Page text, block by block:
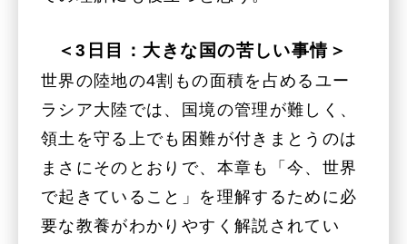
＜3日目：大きな国の苦しい事情＞
世界の陸地の4割もの面積を占めるユー
ラシア大陸では、国境の管理が難しく、
領土を守る上でも困難が付きまとうのは
まさにそのとおりで、本章も「今、世界
で起きていること」を理解するために必
要な教養がわかりやすく解説されてい